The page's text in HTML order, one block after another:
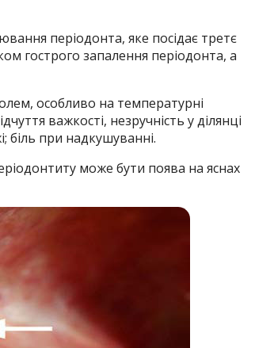
періодонта, яке посідає третє
гострого запалення періодонта, а
особливо на темпера­турні
важкості, незручність у ділянці
біль при надкушуванні.
може бути поява на яснах